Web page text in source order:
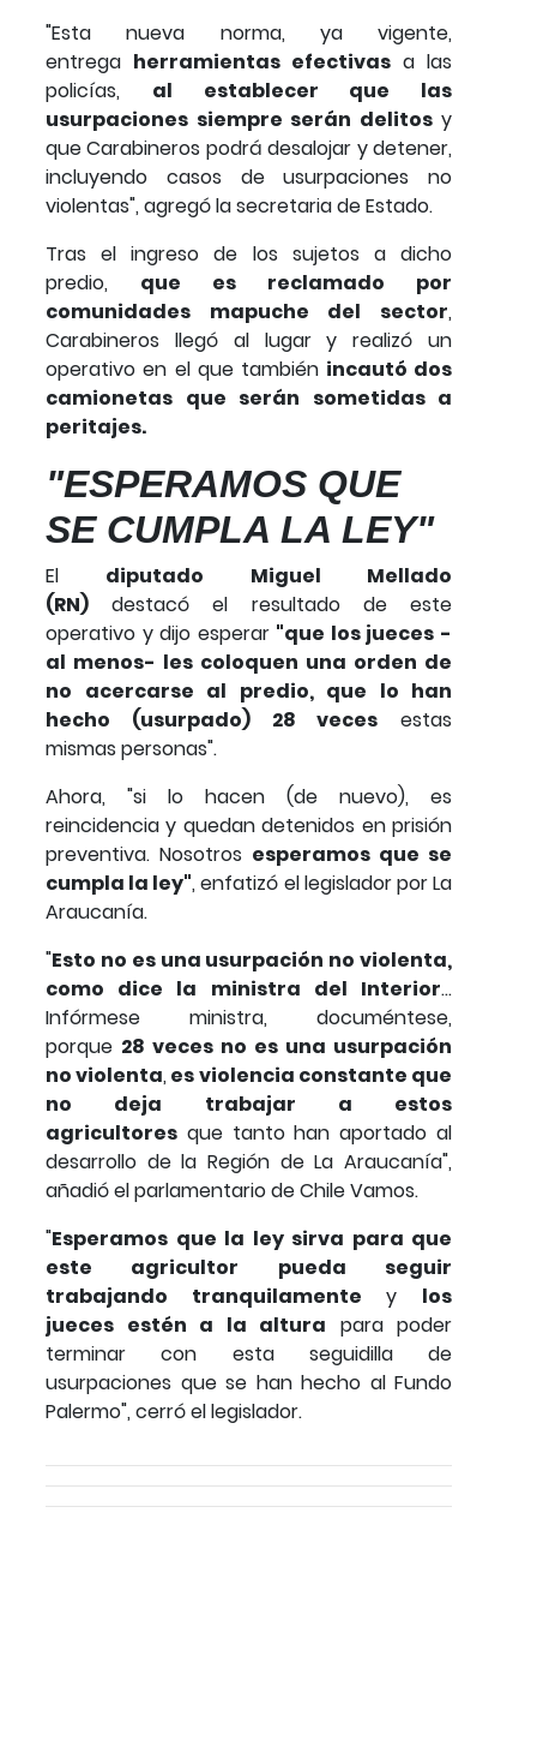
"Esta nueva norma, ya vigente,
entrega herramientas efectivas a las
policías, al establecer que las
usurpaciones siempre serán delitosy
que Carabineros podrá desalojar y detener,
incluyendo casos de usurpaciones no
violentas", agregó la secretaria de Estado.
Tras el ingreso de los sujetos a dicho
predio, que es reclamado por
comunidades mapuche del sector,
Carabineros llegó al lugar y realizó un
operativo en el que también incautó dos
camionetas que serán sometidas a
peritajes.
"ESPERAMOS QUE
SE CUMPLA LA LEY"
El diputado Miguel Mellado
(RN) destacó el resultado de este
operativo y dijo esperar "que los jueces -
al menos- les coloquen una orden de
no acercarse al predio, que lo han
hecho (usurpado) 28 veces estas
mismas personas".
Ahora, "si lo hacen (de nuevo), es
reincidencia y quedan detenidos en prisión
preventiva. Nosotros esperamos que se
cumpla la ley", enfatizó el legislador por La
Araucanía.
"Esto no es una usurpación no violenta,
como dice la ministra del Interior...
Infórmese ministra, documéntese,
porque 28 veces no es una usurpación
no violenta, es violencia constante que
no deja trabajar a estos
agricultores que tanto han aportado al
desarrollo de la Región de La Araucanía",
añadió el parlamentario de Chile Vamos.
"Esperamos que la ley sirva para que
este agricultor pueda seguir
trabajando tranquilamente y los
jueces estén a la altura para poder
terminar con esta seguidilla de
usurpaciones que se han hecho al Fundo
Palermo", cerró el legislador.